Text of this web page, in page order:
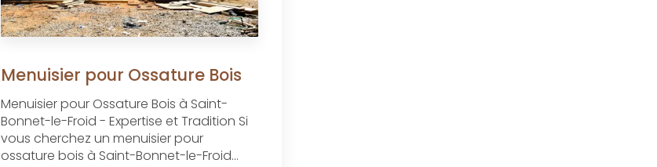
Menuisier pour Ossature Bois
Menuisier pour Ossature Bois à Saint-
Bonnet-le-Froid - Expertise et Tradition Si
vous cherchez un menuisier pour
ossature bois à Saint-Bonnet-le-Froid...